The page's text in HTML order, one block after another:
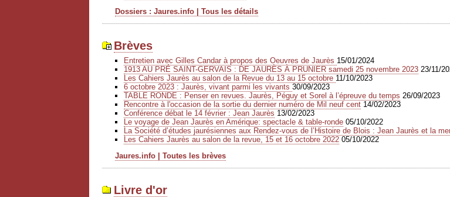
Dossiers : Jaures.info | Tous les détails
Brèves
Entretien avec Gilles Candar à propos des Oeuvres de Jaurès 15/01/2024
1913 AU PRÉ SAINT-GERVAIS : DE JAURÈS À PRUNIER samedi 25 novembre 2023 23/11/
Les Cahiers Jaurès au salon de la Revue du 13 au 15 octobre 11/10/2023
6 octobre 2023 : Jaurès, vivant parmi les vivants 30/09/2023
TABLE RONDE : Penser en revues. Jaurès, Péguy et Sorel à l’épreuve du temps 26/09/2023
Rencontre à l'occasion de la sortie du dernier numéro de Mil neuf cent 14/02/2023
Conférence débat le 14 février : Jean Jaurès 13/02/2023
Le voyage de Jean Jaurès en Amérique: spectacle & table-ronde 05/10/2022
La Société d’études jaurésiennes aux Rendez-vous de l’Histoire de Blois : Jean Jaurès et la
Les Cahiers Jaurès au salon de la revue, 15 et 16 octobre 2022 05/10/2022
Jaures.info | Toutes les brèves
Livre d'or